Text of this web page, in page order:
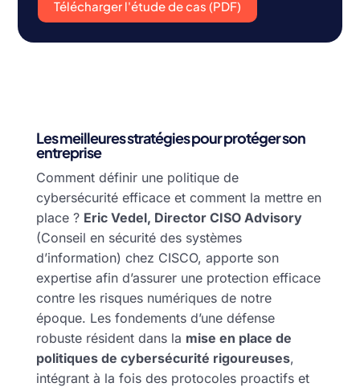
Télécharger l'étude de cas (PDF)
Les meilleures stratégies pour protéger son
entreprise
Comment définir une politique de
cybersécurité efficace et comment la mettre en
place ? Eric Vedel, Director CISO Advisory
(Conseil en sécurité des systèmes
d’information) chez CISCO, apporte son
expertise afin d’assurer une protection efficace
contre les risques numériques de notre
époque. Les fondements d’une défense
robuste résident dans la mise en place de
politiques de cybersécurité rigoureuses,
intégrant à la fois des protocoles proactifs et